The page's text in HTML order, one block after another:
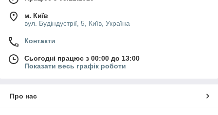
м. Київ
вул. Будіндустрії, 5, Київ, Україна
Контакти
Сьогодні працює з 00:00 до 13:00
Показати весь графік роботи
Про нас